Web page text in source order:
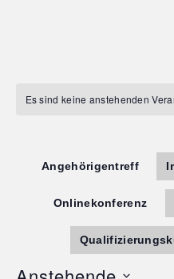
Es sind keine anstehenden
Angehörigentreff
Onlinekonferenz